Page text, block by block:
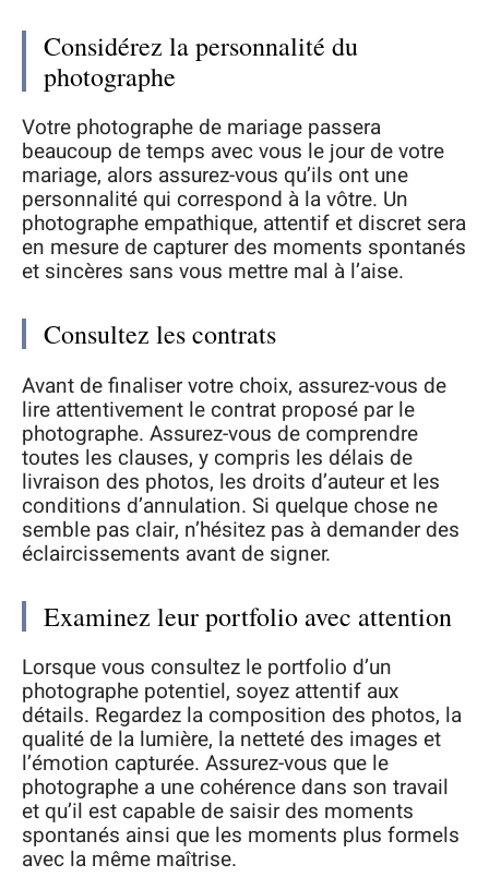
Considérez la personnalité du
photographe
Votre photographe de mariage passera
beaucoup de temps avec vous le jour de votre
mariage, alors assurez-vous qu’ils ont une
personnalité qui correspond à la vôtre. Un
photographe empathique, attentif et discret sera
en mesure de capturer des moments spontanés
et sincères sans vous mettre mal à l’aise.
Consultez les contrats
Avant de finaliser votre choix, assurez-vous de
lire attentivement le contrat proposé par le
photographe. Assurez-vous de comprendre
toutes les clauses, y compris les délais de
livraison des photos, les droits d’auteur et les
conditions d’annulation. Si quelque chose ne
semble pas clair, n’hésitez pas à demander des
éclaircissements avant de signer.
Examinez leur portfolio avec attention
Lorsque vous consultez le portfolio d’un
photographe potentiel, soyez attentif aux
détails. Regardez la composition des photos, la
qualité de la lumière, la netteté des images et
l’émotion capturée. Assurez-vous que le
photographe a une cohérence dans son travail
et qu’il est capable de saisir des moments
spontanés ainsi que les moments plus formels
avec la même maîtrise.